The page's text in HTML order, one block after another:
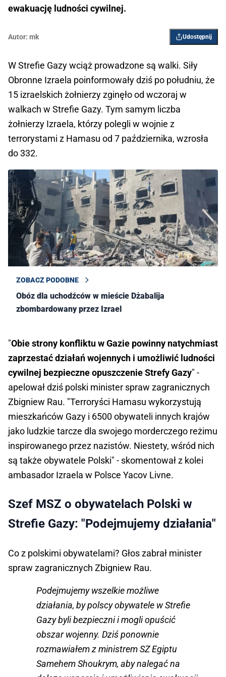
ewakuację ludności cywilnej.
Autor: mk Udostępnij
W Strefie Gazy wciąż prowadzone są walki. Siły
Obronne Izraela poinformowały dziś po południu, że
15 izraelskich żołnierzy zginęło od wczoraj w
walkach w Strefie Gazy. Tym samym liczba
żołnierzy Izraela, którzy polegli w wojnie z
terrorystami z Hamasu od 7 października, wzrosła
do 332.
ZOBACZ PODOBNE
Obóz dla uchodźców w mieście Dżabalija
zbombardowany przez Izrael
"Obie strony konfliktu w Gazie powinny natychmiast
zaprzestać działań wojennych i umożliwić ludności
cywilnej bezpieczne opuszczenie Strefy Gazy" -
apelował dziś polski minister spraw zagranicznych
Zbigniew Rau. "Terroryści Hamasu wykorzystują
mieszkańców Gazy i 6500 obywateli innych krajów
jako ludzkie tarcze dla swojego morderczego reżimu
inspirowanego przez nazistów. Niestety, wśród nich
są także obywatele Polski" - skomentował z kolei
ambasador Izraela w Polsce Yacov Livne.
Szef MSZ o obywatelach Polski w
Strefie Gazy: "Podejmujemy działania"
Co z polskimi obywatelami? Głos zabrał minister
spraw zagranicznych Zbigniew Rau.
Podejmujemy wszelkie możliwe
działania, by polscy obywatele w Strefie
Gazy byli bezpieczni i mogli opuścić
obszar wojenny. Dziś ponownie
rozmawiałem z ministrem SZ Egiptu
Samehem Shoukrym, aby nalegać na